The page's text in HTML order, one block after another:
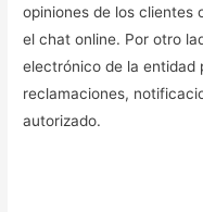
opiniones de los clientes
el chat online. Por otro
electrónico de la entidad
reclamaciones,
autorizado.